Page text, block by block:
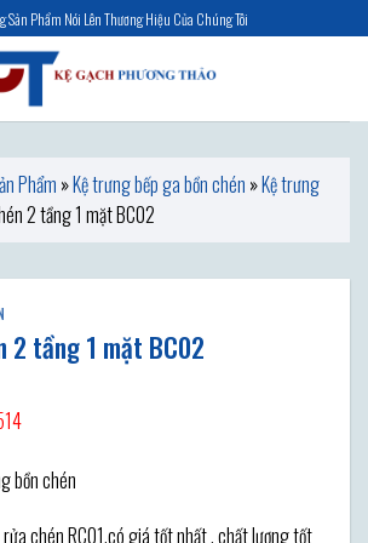
Sản Phẩm Nói Lên Thương Hiệu Của Chúng Tôi
Phẩm »Kệ trưng bếp ga bồn chén »Kệ trưng
2 tầng 1 mặt BC02
2 tầng 1 mặt BC02
bồn chén
chén RC01,có giá tốt nhất , chất lượng tốt